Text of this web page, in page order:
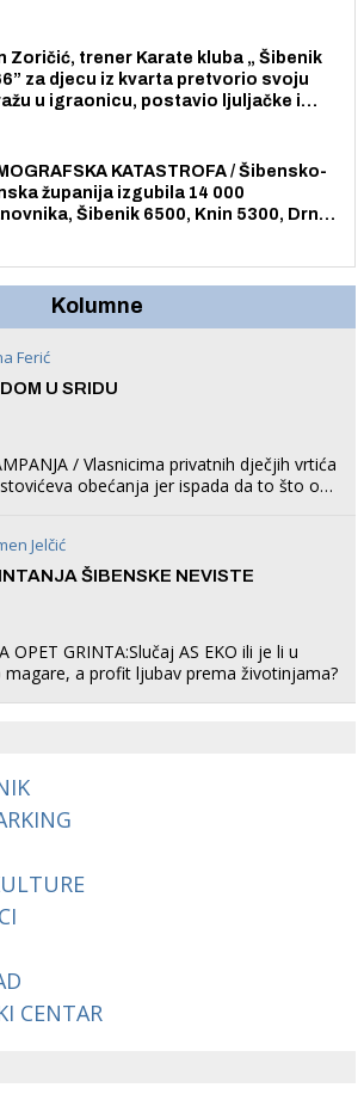
Zoričić, trener Karate kluba „ Šibenik
za djecu iz kvarta pretvorio svoju
u igraonicu, postavio ljuljačke i
KATASTROFA / Šibensko-
županija izgubila 14 000
Šibenik 6500, Knin 5300, Drniš
Kolumne
Ferić
U SRIDU
/ Vlasnicima privatnih dječjih vrtića
obećanja jer ispada da to što oni
Jelčić
ŠIBENSKE NEVISTE
OPET GRINTA:Slučaj AS EKO ili je li u
magare, a profit ljubav prema životinjama?
CENTAR